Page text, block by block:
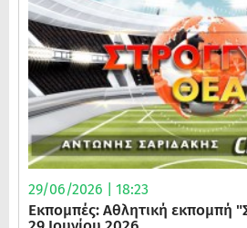
29/06/2026 | 18:23
Εκπομπές: Αθλητική εκπομπή